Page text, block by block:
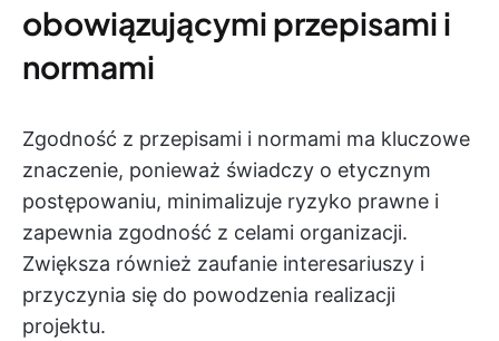
obowiązującymi przepisami i
normami
Zgodność z przepisami i normami ma kluczowe
znaczenie, ponieważ świadczy o etycznym
postępowaniu, minimalizuje ryzyko prawne i
zapewnia zgodność z celami organizacji.
Zwiększa również zaufanie interesariuszy i
przyczynia się do powodzenia realizacji
projektu.